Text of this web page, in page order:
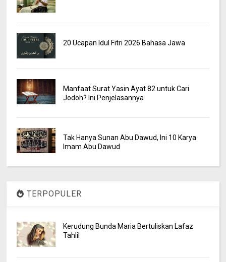
20 Ucapan Idul Fitri 2026 Bahasa Jawa
Manfaat Surat Yasin Ayat 82 untuk Cari
Jodoh? Ini Penjelasannya
Tak Hanya Sunan Abu Dawud, Ini 10 Karya
Imam Abu Dawud
TERPOPULER
Kerudung Bunda Maria Bertuliskan Lafaz
Tahlil